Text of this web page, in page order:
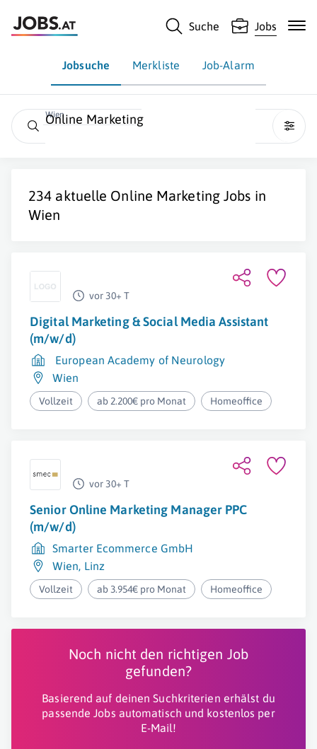
Suche Jobs
Jobsuche Merkliste Job-Alarm
Wien
Online Marketing
234 aktuelle Online MarketingJobs in
Wien
vor 30+ T
Digital Marketing & Social Media Assistant
(m/w/d)
European Academy of Neurology
Wien
Vollzeit ab 2.200€ pro Monat Homeoffice
vor 30+ T
Senior Online Marketing Manager PPC
(m/w/d)
Smarter Ecommerce GmbH
Wien, Linz
Vollzeit ab 3.954€ pro Monat Homeoffice
Noch nicht den richtigen Job
gefunden?
Basierend auf deinen Suchkriterien erhälst du
passende Jobs automatisch und kostenlos per
E-Mail!